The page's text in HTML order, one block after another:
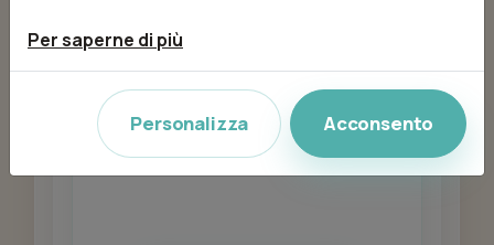
Beauty -Pressoterapia
da 29,00 € 45min
Per saperne di più
Personalizza Acconsento